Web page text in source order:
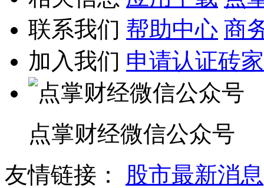
联系我们 帮助中心 商
加入我们 申请认证砖家
点掌财经微信公众号
友情链接：
股市最新消息